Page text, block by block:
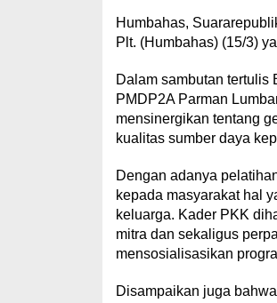
Humbahas,
Plt. (Humbahas) (15/3)
Dalam sambutan tertulis
PMDP2A Parman
mensinergikan tentang
kualitas sumber daya
Dengan adanya
kepada masyarakat hal
keluarga. Kader PKK
mitra dan sekaligus
mensosialisasikan
Disampaikan juga